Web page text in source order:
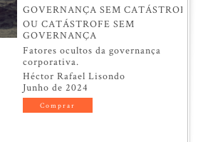
GOVERNANÇA SEM CATÁSTROFE,
OU CATÁSTROFE SEM
GOVERNANÇA
Fatores ocultos da governança
corporativa.
Héctor Rafael Lisondo
Junho de 2024
Comprar